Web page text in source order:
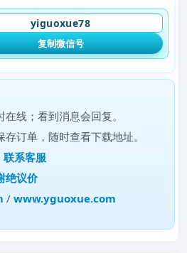
yiguoxue78
复制微信号
线；看到消息会回复。
存订单，随时查看下载地址。
联系客服
绝议价
/www.yguoxue.com